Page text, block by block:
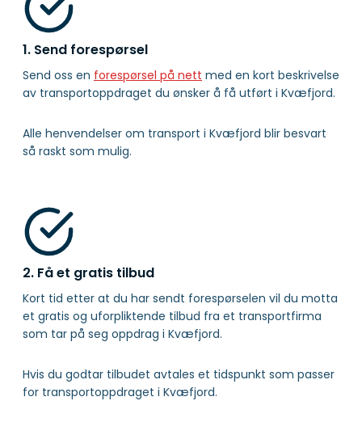
1. Send forespørsel
Send oss en forespørsel på nett med en kort beskrivelse
av transportoppdraget du ønsker å få utført i Kvæfjord.
Alle henvendelser om transport i Kvæfjord blir besvart
så raskt som mulig.
2. Få et gratis tilbud
Kort tid etter at du har sendt forespørselen vil du motta
et gratis og uforpliktende tilbud fra et transportfirma
som tar på seg oppdrag i Kvæfjord.
Hvis du godtar tilbudet avtales et tidspunkt som passer
for transportoppdraget i Kvæfjord.